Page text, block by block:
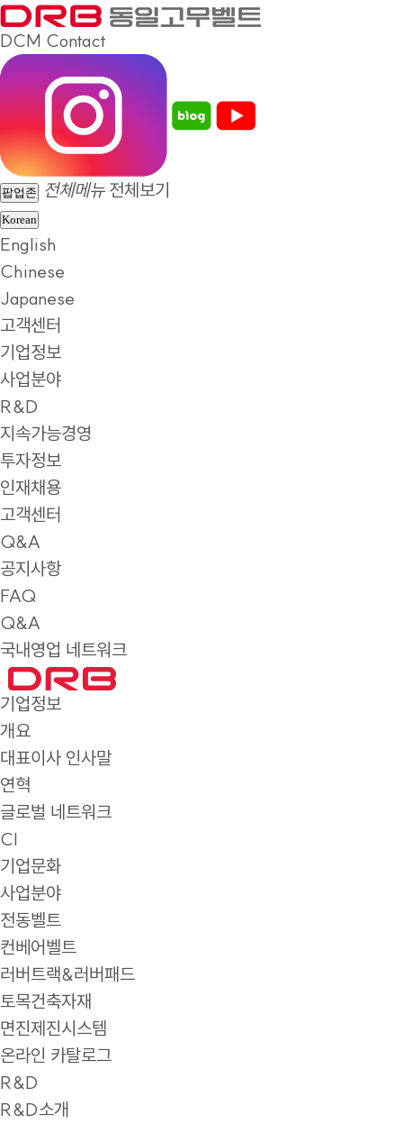
DCM Contact
팝업존 전체메뉴 전체보기
Korean
English
Chinese
Japanese
고객센터
기업정보
사업분야
R&D
지속가능경영
투자정보
인재채용
고객센터
Q&A
공지사항
FAQ
Q&A
국내영업 네트워크
기업정보
개요
대표이사 인사말
연혁
글로벌 네트워크
CI
기업문화
사업분야
전동벨트
컨베어벨트
러버트랙&러버패드
토목건축자재
면진제진시스템
온라인 카탈로그
R&D
R&D소개